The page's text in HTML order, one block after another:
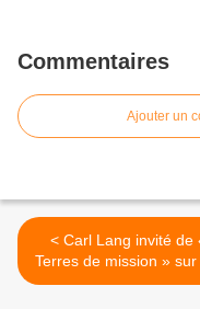
Commentaires
Ajouter un
< Carl Lang invité de «
Terres de mission » sur
Libertés